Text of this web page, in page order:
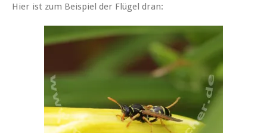
Hier ist zum Beispiel der Flügel dran: